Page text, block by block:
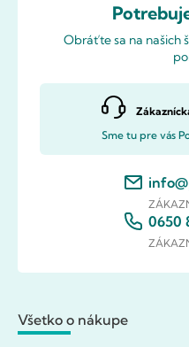
Obráťte sa na našich
Sme tu pre vás
0650
Všetko o nákupe